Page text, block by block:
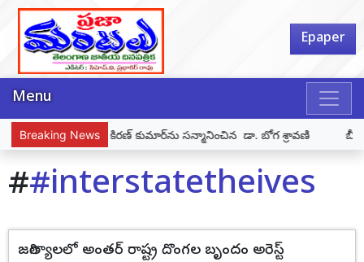
Epaper
Menu
Breaking News
దూరిశెట్టి కిరణ్ కుమార్‌ను సన్మానించిన డా. బోగ శ్రావణి
##interstatetheives
జగిత్యాలలో అంతర్ రాష్ట్ర దొంగల బృందం అరెస్ట్